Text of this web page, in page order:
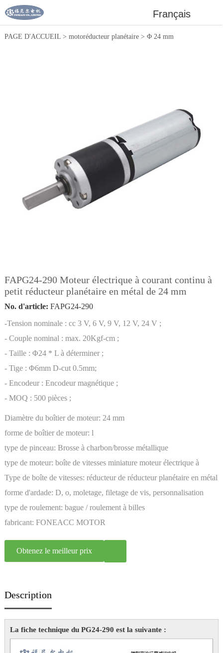
Français
PAGE D'ACCUEIL> motoréducteur planétaire> Φ 24 mm
FAPG24-290 Moteur électrique à courant continu à
petit réducteur planétaire en métal de 24 mm
No. d'article: FAPG24-290
-Tension nominale : cc 3 V, 6 V, 9 V, 12 V, 24 V ;
- Couple nominal : max. 20Kgf-cm ;
- Taille : Φ24 * L à déterminer ;
- Tige : Φ6mm D-cut 0.5mm;
- Encodeur : Encodeur magnétique ;
- MOQ : 500 pièces ;
Diamètre du boîtier de moteur: 24 mm
forme de boîtier de moteur: l
type de pinceau: Brosse à charbon/brosse métallique
type de moteur: boîte de vitesses miniature moteur électrique à
courant continu à aimant permanent
Type de boîte de vitesses: réducteur de réducteur planétaire en métal
forme d'ardade: D, o, moletage, filetage de vis, personnalisation
type de roulement: bague / roulement à billes
fabricant: FONEACC MOTOR
Obtenez le meilleur prix
Description
La fiche technique du PG24-290 est la suivante :